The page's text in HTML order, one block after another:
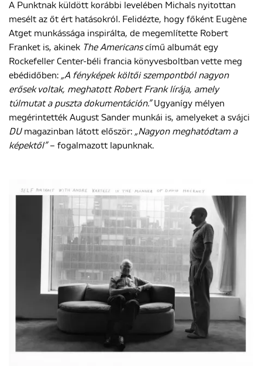
A Punktnak küldött korábbi levelében Michals nyitottan
mesélt az őt ért hatásokról. Felidézte, hogy főként Eugène
Atget munkássága inspirálta, de megemlítette Robert
Franket is, akinek The Americanscímű albumát egy
Rockefeller Center-béli francia könyvesboltban vette meg
ebédidőben: „A fényképek költői szempontból nagyon
erősek voltak, meghatott Robert Frank lírája, amely
túlmutat a puszta dokumentáción.”Ugyanígy mélyen
megérintették August Sander munkái is, amelyeket a svájci
DUmagazinban látott először: „Nagyon meghatódtam a
képektől”– fogalmazott lapunknak.